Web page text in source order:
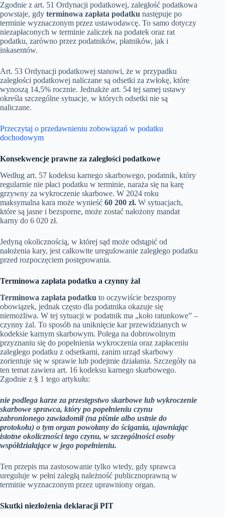
Zgodnie z art. 51 Ordynacji podatkowej, zaległość podatkowa
powstaje, gdy terminowa zapłata podatku następuje po
terminie wyznaczonym przez ustawodawcę. To samo dotyczy
niezapłaconych w terminie zaliczek na podatek oraz rat
podatku, zarówno przez podatników, płatników, jak i
inkasentów.
Art. 53 Ordynacji podatkowej stanowi, że w przypadku
zaległości podatkowej naliczane są odsetki za zwłokę, które
wynoszą 14,5% rocznie. Jednakże art. 54 tej samej ustawy
określa szczególne sytuacje, w których odsetki nie są
naliczane.
Przeczytaj o przedawnieniu zobowiązań w podatku
dochodowym
Konsekwencje prawne za zaległości podatkowe
Według art. 57 kodeksu karnego skarbowego, podatnik, który
regularnie nie płaci podatku w terminie, naraża się na karę
grzywny za wykroczenie skarbowe. W 2024 roku
maksymalna kara może wynieść 60 200 zł. W sytuacjach,
które są jasne i bezsporne, może zostać nałożony mandat
karny do 6 020 zł.
Jedyną okolicznością, w której sąd może odstąpić od
nałożenia kary, jest całkowite uregulowanie zaległego podatku
przed rozpoczęciem postępowania.
Terminowa zapłata podatku a czynny żal
Terminowa zapłata podatku to oczywiście bezsporny
obowiązek, jednak często dla podatnika okazuje się
niemożliwa. W tej sytuacji w podatnik ma „koło ratunkowe” –
czynny żal. To sposób na uniknięcie kar przewidzianych w
kodeksie karnym skarbowym. Polega na dobrowolnym
przyznaniu się do popełnienia wykroczenia oraz zapłaceniu
zaległego podatku z odsetkami, zanim urząd skarbowy
zorientuje się w sprawie lub podejmie działania. Szczegóły na
ten temat zawiera art. 16 kodeksu karnego skarbowego.
Zgodnie z § 1 tego artykułu:
nie podlega karze za przestępstwo skarbowe lub wykroczenie
skarbowe sprawca, który po popełnieniu czynu
zabronionego zawiadomił (na piśmie albo ustnie do
protokołu) o tym organ powołany do ścigania, ujawniając
istotne okoliczności tego czynu, w szczególności osoby
współdziałające w jego popełnieniu.
Ten przepis ma zastosowanie tylko wtedy, gdy sprawca
ureguluje w pełni zaległą należność publicznoprawną w
terminie wyznaczonym przez uprawniony organ.
Skutki niezłożenia deklaracji PIT